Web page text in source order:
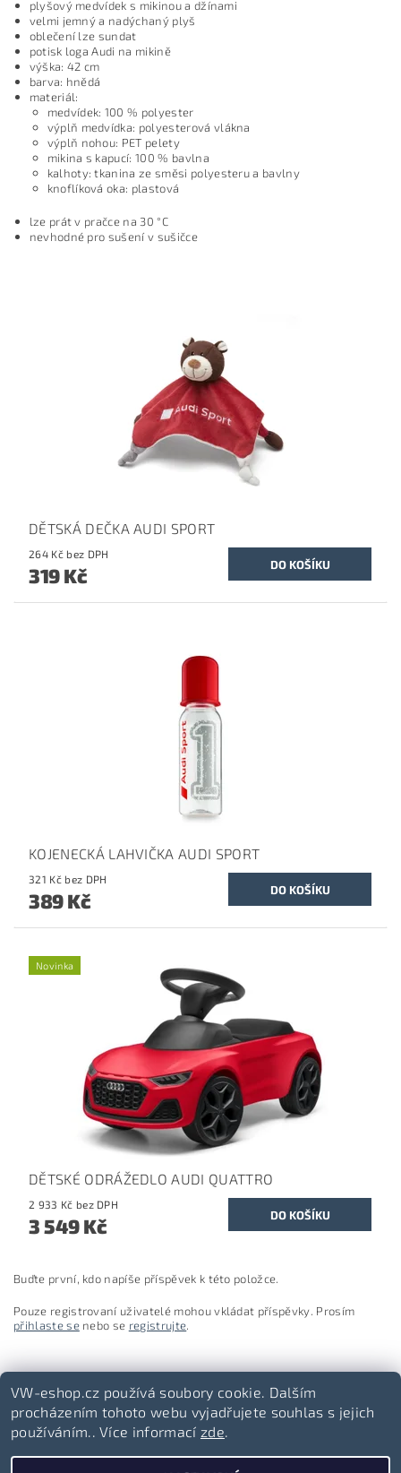
plyšový medvídek s mikinou a džínami
velmi jemný a nadýchaný plyš
oblečení lze sundat
potisk loga Audi na mikině
výška: 42 cm
barva: hnědá
materiál:
medvídek: 100 % polyester
výplň medvídka: polyesterová vlákna
výplň nohou: PET pelety
mikina s kapucí: 100 % bavlna
kalhoty: tkanina ze směsi polyesteru a bavlny
knoflíková oka: plastová
lze prát v pračce na 30 °C
nevhodné pro sušení v sušičce
DĚTSKÁ DEČKA AUDI SPORT
264 Kč bez DPH
319 Kč
KOJENECKÁ LAHVIČKA AUDI SPORT
321 Kč bez DPH
389 Kč
Novinka
DĚTSKÉ ODRÁŽEDLO AUDI QUATTRO
2 933 Kč bez DPH
3 549 Kč
Buďte první, kdo napíše příspěvek k této položce.
Pouze registrovaní uživatelé mohou vkládat příspěvky. Prosím
přihlaste senebo se registrujte.
Volkswagen-lifestyle.cz
VW-eshop.cz používá soubory cookie. Dalším
procházením tohoto webu vyjadřujete souhlas s jejich
používáním.. Více informací zde.